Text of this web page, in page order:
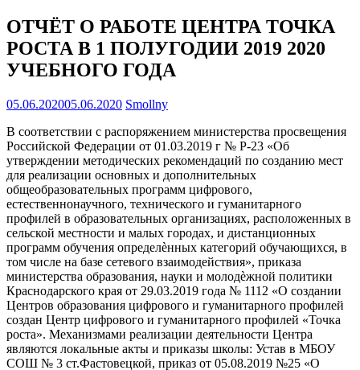
ОТЧЁТ О РАБОТЕ ЦЕНТРА ТОЧКА
РОСТА В 1 ПОЛУГОДИИ 2019 2020
УЧЕБНОГО ГОДА
05.06.202005.06.2020 Smollny
В соответствии с распоряжением министерства просвещения
Российской Федерации от 01.03.2019 г № Р-23 «Об
утверждении методических рекомендаций по созданию мест
для реализации основных и дополнительных
общеобразовательных программ цифрового,
естественнонаучного, технического и гуманитарного
профилей в образовательных организациях, расположенных в
сельской местности и малых городах, и дистанционных
программ обучения определѐнных категорий обучающихся, в
том числе на базе сетевого взаимодействия», приказа
министерства образования, науки и молодѐжной политики
Краснодарского края от 29.03.2019 года № 1112 «О создании
Центров образования цифрового и гуманитарного профилей
создан Центр цифрового и гуманитарного профилей «Точка
роста». Механизмами реализации деятельности Центра
являются локальные акты и приказы школы: Устав в МБОУ
СОШ № 3 ст.Фастовецкой, приказ от 05.08.2019 №25 «О